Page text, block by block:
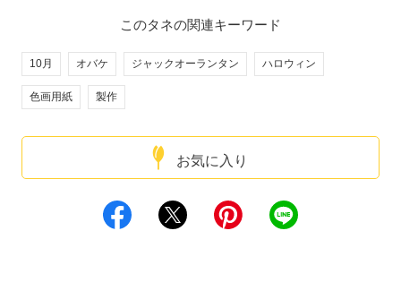
お気に入り
このタネの関連キーワード
10月 オバケ ジャックオーランタン ハロウィン
色画用紙 製作